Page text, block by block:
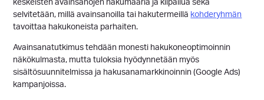
keskeisten avainsanojen hakumääriä ja kilpailua sekä
selvitetään, millä avainsanoilla tai hakutermeillä kohderyhmän
tavoittaa hakukoneista parhaiten.
Avainsanatutkimus tehdään monesti hakukoneoptimoinnin
näkökulmasta, mutta tuloksia hyödynnetään myös
sisältösuunnitelmissa ja hakusanamarkkinoinnin (Google Ads)
kampanjoissa.